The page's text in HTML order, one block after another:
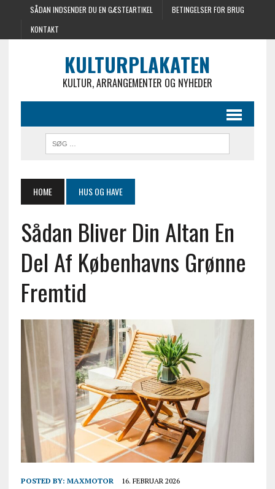
SÅDAN INDSENDER DU EN GÆSTEARTIKEL
BETINGELSER FOR BRUG
KONTAKT
KULTURPLAKATEN
KULTUR, ARRANGEMENTER OG NYHEDER
HOME HUS OG HAVE
Sådan Bliver Din Altan En
Del Af Københavns Grønne
Fremtid
POSTED BY: MAXMOTOR 16. FEBRUAR 2026